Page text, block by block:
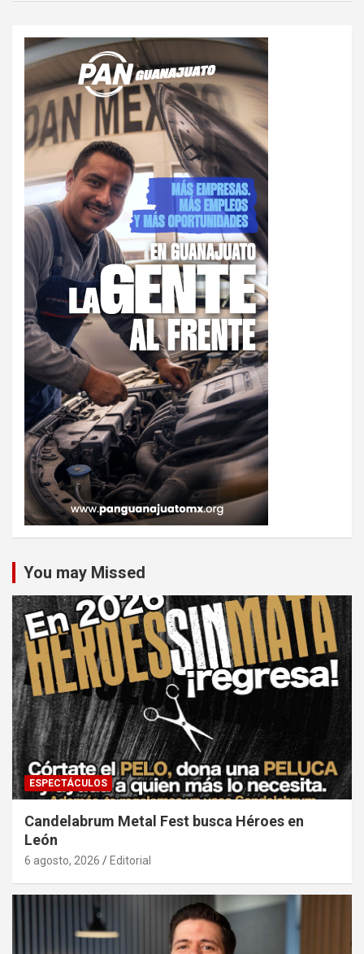
You may Missed
ESPECTÁCULOS
Candelabrum Metal Fest busca Héroes en
León
6 agosto, 2026 Editorial